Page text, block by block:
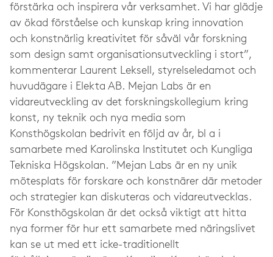
förstärka och inspirera vår verksamhet. Vi har glädje
av ökad förståelse och kunskap kring innovation
och konstnärlig kreativitet för såväl vår forskning
som design samt organisationsutveckling i stort”,
kommenterar Laurent Leksell, styrelseledamot och
huvudägare i Elekta AB. Mejan Labs är en
vidareutveckling av det forskningskollegium kring
konst, ny teknik och nya media som
Konsthögskolan bedrivit en följd av år, bl a i
samarbete med Karolinska Institutet och Kungliga
Tekniska Högskolan. ”Mejan Labs är en ny unik
mötesplats för forskare och konstnärer där metoder
och strategier kan diskuteras och vidareutvecklas.
För Konsthögskolan är det också viktigt att hitta
nya former för hur ett samarbete med näringslivet
kan se ut med ett icke-traditionellt